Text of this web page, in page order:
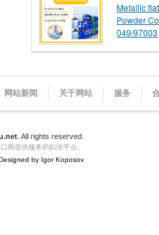
Metallic
Powder
049/97003
网站新闻 关于网站 服务
. All rights reserved.
商提供服务的B2B平台。
by Igor Koposov